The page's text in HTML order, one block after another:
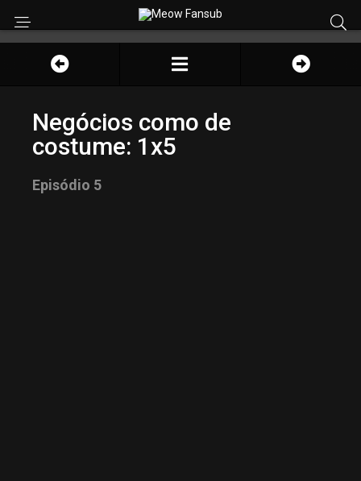
Negócios como de
costume: 1x5
Episódio 5